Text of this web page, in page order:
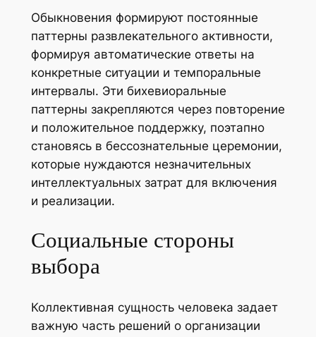
Обыкновения формируют постоянные
паттерны развлекательного активности,
формируя автоматические ответы на
конкретные ситуации и темпоральные
интервалы. Эти бихевиоральные
паттерны закрепляются через повторение
и положительное поддержку, поэтапно
становясь в бессознательные церемонии,
которые нуждаются незначительных
интеллектуальных затрат для включения
и реализации.
Социальные стороны
выбора
Коллективная сущность человека задает
важную часть решений о организации